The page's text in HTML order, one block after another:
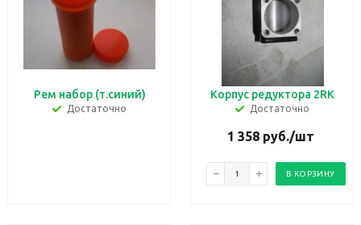
Рем набор (т.синий)
Достаточно
Корпус редуктора 2RK
Достаточно
1 358 руб./шт
В КОРЗИНУ